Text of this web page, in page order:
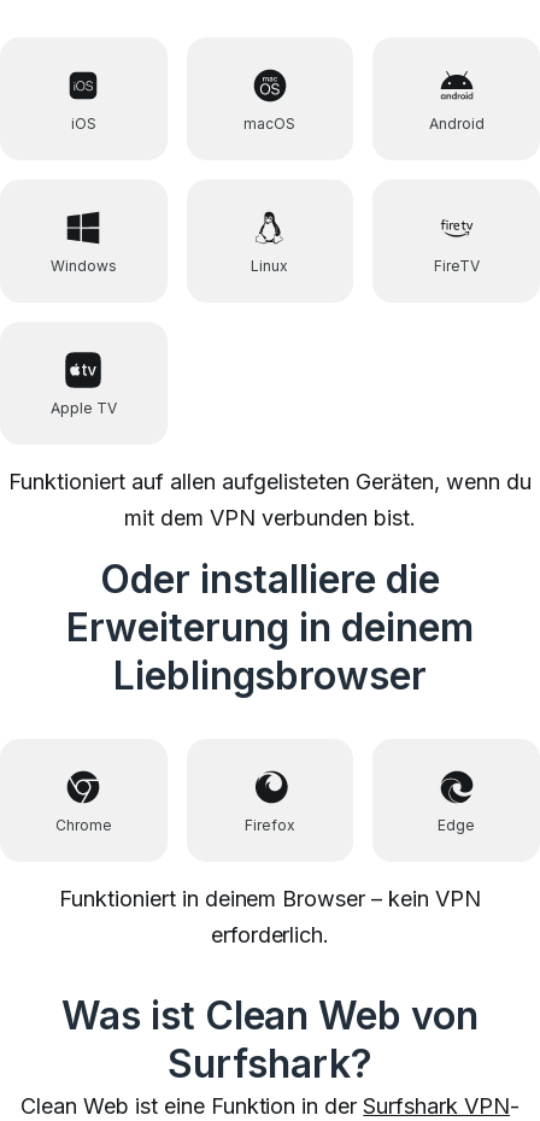
iOS macOS Android
Windows Linux FireTV
Apple TV
Funktioniert auf allen aufgelisteten Geräten, wenn du
mit dem VPN verbunden bist.
Oder installiere die
Erweiterung in deinem
Lieblingsbrowser
Chrome Firefox Edge
Funktioniert in deinem Browser – kein VPN
erforderlich.
Was ist Clean Web von
Surfshark?
Clean Web ist eine Funktion in derSurfshark VPN-